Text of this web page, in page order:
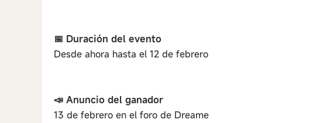
📅 Duración del evento
Desde ahora hasta el 12 de febrero
📣 Anuncio del ganador
13 de febrero en el foro de Dreame